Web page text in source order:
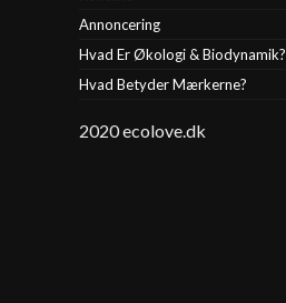
Annoncering
Hvad Er Økologi & Biodynamik?
Hvad Betyder Mærkerne?
2020 ecolove.dk